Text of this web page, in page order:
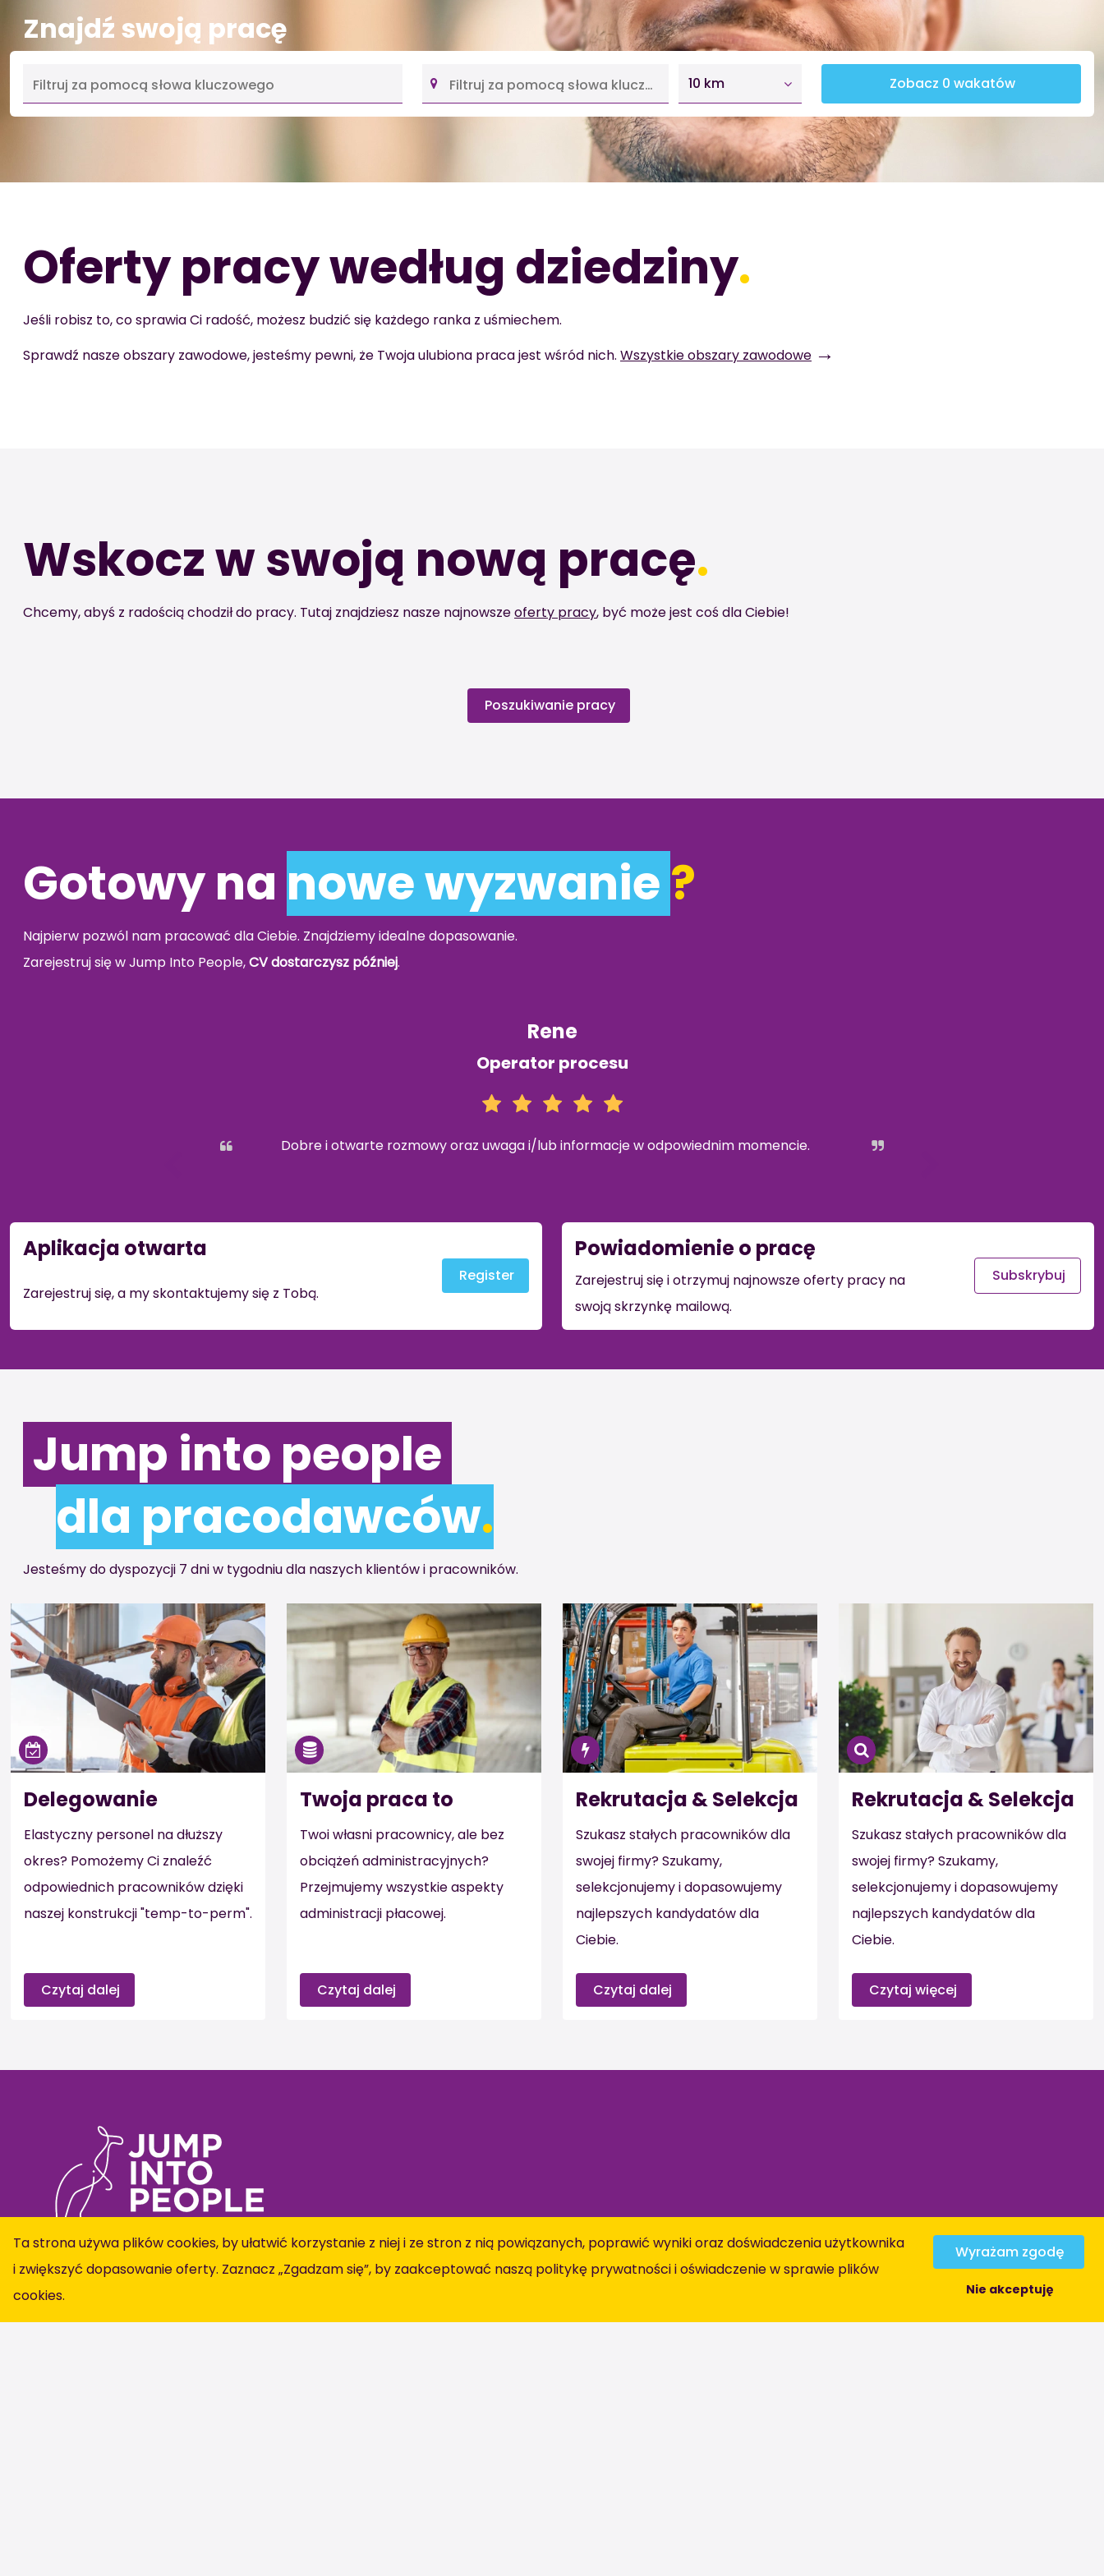
Znajdź swoją pracę
10 km Zobacz 0 wakatów
Oferty pracy według dziedziny.
Jeśli robisz to, co sprawia Ci radość, możesz budzić się każdego ranka z uśmiechem.
Sprawdź nasze obszary zawodowe, jesteśmy pewni, że Twoja ulubiona praca jest wśród nich. Wszystkie obszary zawodowe →
Wskocz w swoją nową pracę.
Chcemy, abyś z radością chodził do pracy. Tutaj znajdziesz nasze najnowszeoferty pracy, być może jest coś dla Ciebie!
Poszukiwanie pracy
Gotowy na nowe wyzwanie?
Najpierw pozwól nam pracować dla Ciebie. Znajdziemy idealne dopasowanie.
Zarejestruj się w Jump Into People,CV dostarczysz później.
Rene
Operator procesu
Dobre i otwarte rozmowy oraz uwaga i/lub informacje w odpowiednim momencie.
Aplikacja otwarta
Zarejestruj się, a my skontaktujemy się z Tobą.
Register
Powiadomienie o pracę
Zarejestruj się i otrzymuj najnowsze oferty pracy na
swoją skrzynkę mailową.
Subskrybuj
Jump into people
dla pracodawców.
Jesteśmy do dyspozycji 7 dni w tygodniu dla naszych klientów i pracowników.
Delegowanie
Elastyczny personel na dłuższy
okres? Pomożemy Ci znaleźć
odpowiednich pracowników dzięki
naszej konstrukcji "temp-to-perm".
Czytaj dalej
Twoja praca to
Twoi własni pracownicy, ale bez
obciążeń administracyjnych?
Przejmujemy wszystkie aspekty
administracji płacowej.
Czytaj dalej
Rekrutacja & Selekcja
Szukasz stałych pracowników dla
swojej firmy? Szukamy,
selekcjonujemy i dopasowujemy
najlepszych kandydatów dla
Ciebie.
Czytaj dalej
Rekrutacja & Selekcja
Szukasz stałych pracowników dla
swojej firmy? Szukamy,
selekcjonujemy i dopasowujemy
najlepszych kandydatów dla
Ciebie.
Czytaj więcej
Certyfikacja
Ta strona używa plików cookies, by ułatwić korzystanie z niej i ze stron z nią powiązanych, poprawić wyniki oraz doświadczenia użytkownika
i zwiększyć dopasowanie oferty. Zaznacz „Zgadzam się”, by zaakceptować naszą politykę prywatności ioświadczenie w sprawie plików
cookies.
Wyrażam zgodę
Nie akceptuję